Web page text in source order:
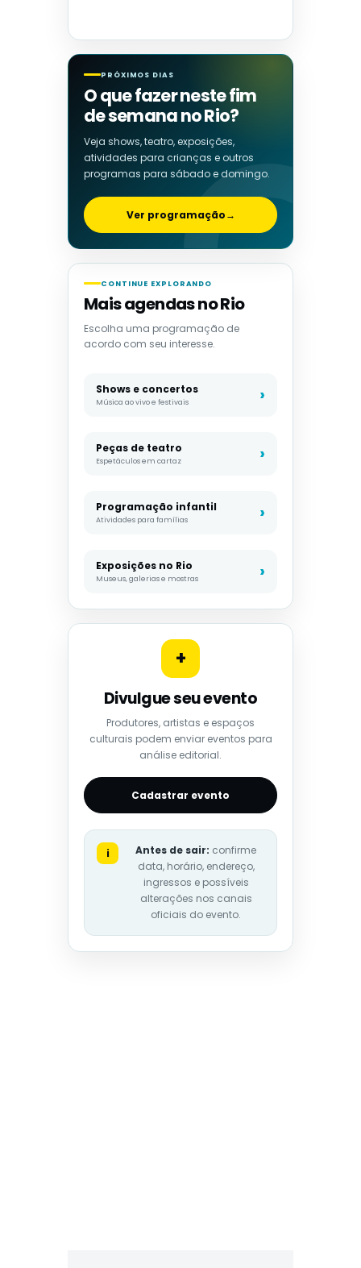
PRÓXIMOS DIAS
O que fazer neste fim
de semana no Rio?
Veja shows, teatro, exposições,
atividades para crianças e outros
programas para sábado e domingo.
Ver programação→
CONTINUE EXPLORANDO
Mais agendas no Rio
Escolha uma programação de
acordo com seu interesse.
Shows e concertos
Música ao vivo e festivais
Peças de teatro
Espetáculos em cartaz
Programação infantil
Atividades para famílias
Exposições no Rio
Museus, galerias e mostras
+
Divulgue seu evento
Produtores, artistas e espaços
culturais podem enviar eventos para
análise editorial.
Cadastrar evento
i Antes de sair: confirme
data, horário, endereço,
ingressos e possíveis
alterações nos canais
oficiais do evento.